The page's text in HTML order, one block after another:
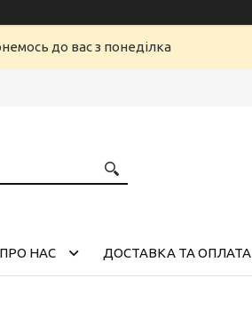
до вас з понеділка
ПРО НАС ДОСТАВКА ТА ОПЛАТА